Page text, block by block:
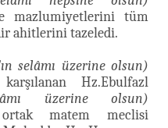
mazlumiyetlerini tüm
ahitlerini tazeledi.
selâmı üzerine olsun)
Hz.Ebulfazl
üzerine olsun)
ortak matem meclisi